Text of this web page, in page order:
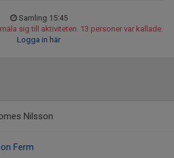
Samling 15:45
sig till aktiviteten. 13 personer var kallade.
Logga in här
Nilsson
Ferm